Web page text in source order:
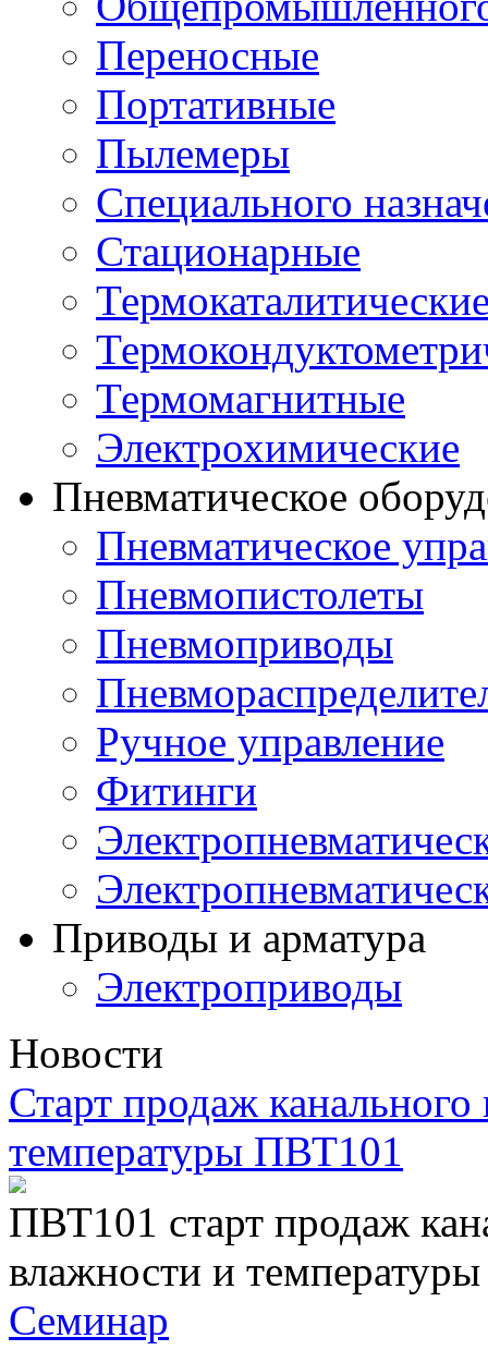
Переносные
Портативные
Пылемеры
Специального
Стационарные
Термомагнитные
Электрохимические
Пневматическое
Пневматическое
Пневмопистолеты
Пневмоприводы
Ручное управление
Фитинги
Приводы и арматура
Электроприводы
Новости
Старт продаж канального
температуры ПВТ101
ПВТ101 старт продаж
влажности и температуры
Семинар